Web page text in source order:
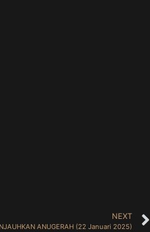
NEXT
ANUGERAH (22 Januari 2025)